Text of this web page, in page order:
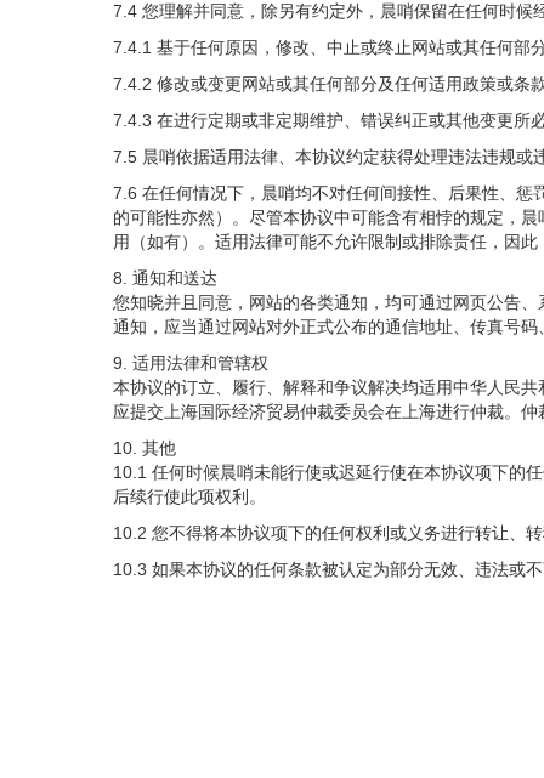
7.4 您理解并同意，除另有约定外，晨哨保留在任何时候
7.4.1 基于任何原因，修改、中止或终止网站或其任何部
7.4.2 修改或变更网站或其任何部分及任何适用政策或条
7.4.3 在进行定期或非定期维护、错误纠正或其他变更所
7.5 晨哨依据适用法律、本协议约定获得处理违法违规
7.6 在任何情况下，晨哨均不对任何间接性、后果性、
的可能性亦然）。尽管本协议中可能含有相悖的规定，
用（如有）。适用法律可能不允许限制或排除责任，因
8. 通知和送达
您知晓并且同意，网站的各类通知，均可通过网页公告
通知，应当通过网站对外正式公布的通信地址、传真号
9. 适用法律和管辖权
本协议的订立、履行、解释和争议解决均适用中华人民
应提交上海国际经济贸易仲裁委员会在上海进行仲裁。
10. 其他
10.1 任何时候晨哨未能行使或迟延行使在本协议项下的
后续行使此项权利。
10.2 您不得将本协议项下的任何权利或义务进行转让、
10.3 如果本协议的任何条款被认定为部分无效、违法或